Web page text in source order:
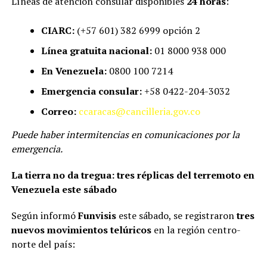
CIARC:(+57 601) 382 6999 opción 2
Línea gratuita nacional:01 8000 938 000
En Venezuela:0800 100 7214
Emergencia consular:+58 0422-204-3032
Correo: ccaracas@cancilleria.gov.co
Puede haber intermitencias en comunicaciones por la
emergencia.
La tierra no da tregua: tres réplicas del terremoto en
Venezuela este sábado
Según informóFunvisiseste sábado, se registrarontres
nuevos movimientos telúricosen la región centro-
norte del país: